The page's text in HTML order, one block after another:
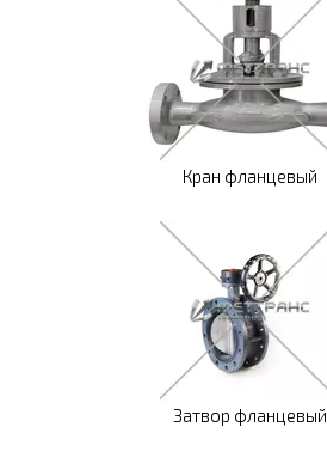
Кран фланцевый
Затвор фланцевый